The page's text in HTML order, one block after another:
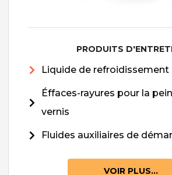
PRODUITS
Liquide de refroidissement
Éffaces-rayures pour la
vernis
Fluides auxiliaires de
VOIR PLUS...